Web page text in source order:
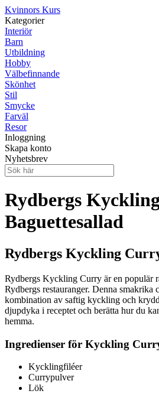
Kvinnors Kurs
Kategorier
Interiör
Barn
Utbildning
Hobby
Välbefinnande
Skönhet
Stil
Smycke
Farväl
Resor
Inloggning
Skapa konto
Nyhetsbrev
Rydbergs
Baguettesallad
Rydbergs Kyckling
Rydbergs Kyckling Curry är en populär
Rydbergs restauranger. Denna smakrika
kombination av saftig kyckling och
djupdyka i receptet och berätta hur du
hemma.
Ingredienser för Kyckling
Kycklingfiléer
Currypulver
Lök